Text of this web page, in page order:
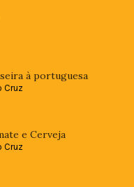
à portuguesa
Cruz
e Cerveja
Cruz